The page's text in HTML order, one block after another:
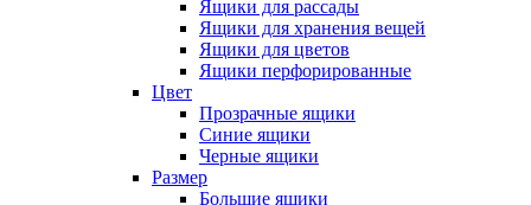
Ящики для рассады
Ящики для хранения вещей
Ящики для цветов
Ящики перфорированные
Цвет
Прозрачные ящики
Синие ящики
Черные ящики
Размер
Большие ящики